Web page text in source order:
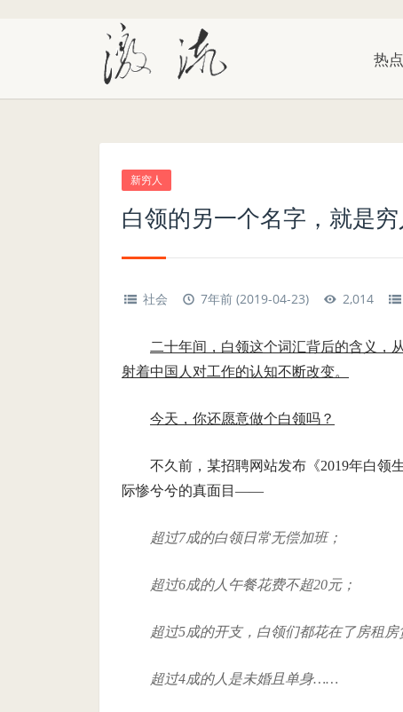
热点
新穷人
白领的另一个名字，就是穷
社会 7年前 (2019-04-23) 2,014
二十年间，白领这个词汇背后的含义，
射着中国人对工作的认知不断改变。
今天，你还愿意做个白领吗？
不久前，某招聘网站发布《2019年白领
际惨兮兮的真面目——
超过7成的白领日常无偿加班；
超过6成的人午餐花费不超20元；
超过5成的开支，白领们都花在了房租房
超过4成的人是未婚且单身……